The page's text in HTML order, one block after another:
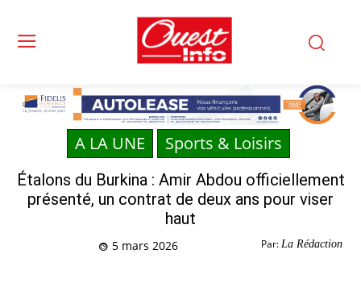
A LA UNE Sports & Loisirs
Étalons du Burkina : Amir Abdou officiellement
présenté, un contrat de deux ans pour viser
haut
Par: La Rédaction
5 mars 2026